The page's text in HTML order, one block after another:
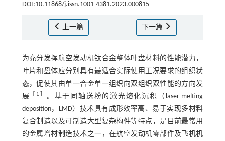
DOI:10.11868/j.issn.1001-4381.2023.000815
上一篇 下一篇
为充分发挥航空发动机钛合金整体叶盘材料的性能潜力，
叶片和盘体应分别具有最适合实际使用工况要求的组织状
态，促使其由单一合金单一组织向双组织双性能的方向发
展
1
。基于同轴送粉的激光熔化沉积（laser melting
deposition，LMD）技术具有成形效率高、易于实现多材料
复合制造以及可制造大型复杂构件等特点，是目前最常用
的金属增材制造技术之一，在航空发动机零部件及飞机机